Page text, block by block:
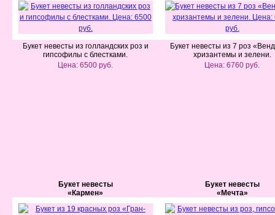
Букет невесты из голландских роз и
гипсофилы с блестками.
Цена: 6500 руб.
Букет невесты из 7 роз
хризантемы и зелени.
Цена: 6760 руб.
Букет невесты
«Кармен»
Букет невесты
«Мечта»